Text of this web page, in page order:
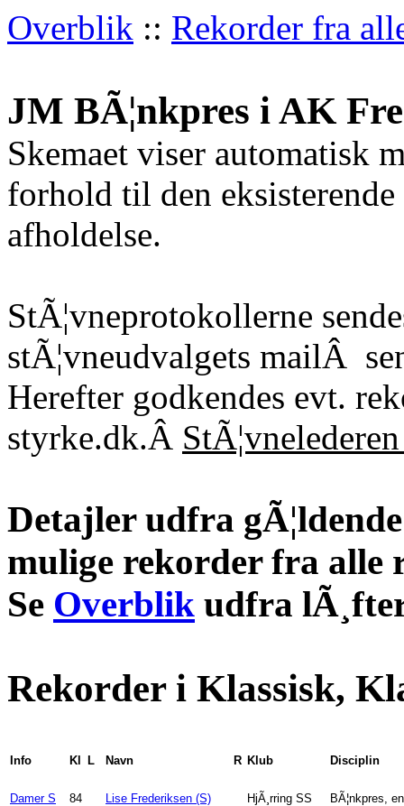
Overblik :: Rekorder fra
JM BÃ¦nkpres i AK
Skemaet viser automatisk
forhold til den
afholdelse.
StÃ¦vneprotokollerne
stÃ¦vneudvalgets mailÂ
Herefter godkendes evt.
styrke.dk.Â
Detajler udfra
mulige rekorder fra alle
Se Overblik udfra
Rekorder i Klassisk,
Info Kl L Navn R Klub Disciplin
Damer S 84 Lise Frederiksen (S) HjÃ¸rring SS
BÃ¦nkpres,